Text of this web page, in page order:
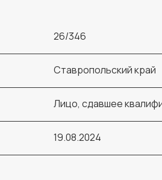
26/346
Ставропольский край
Лицо, сдавшее
19.08.2024